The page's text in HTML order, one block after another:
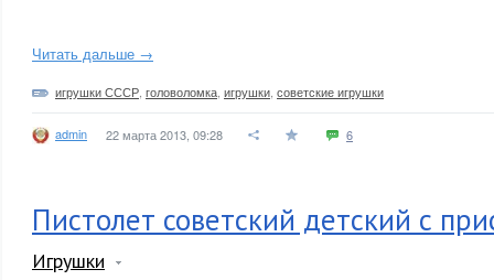
Читать дальше →
игрушки СССР головоломка игрушки советские игрушки
admin 22 марта 2013, 09:28 6
Пистолет советский детский с
Игрушки